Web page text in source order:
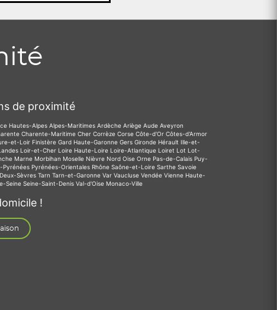
de proximité
Hautes-Alpes Alpes-Maritimes Ardèche Ariège Aude Aveyron
Charente-Maritime Cher Corrèze Corse Côte-d'Or Côtes-d'Armor
et-Loir Finistère Gard Haute-Garonne Gers Gironde Hérault Ille-et-
Loir-et-Cher Loire Haute-Loire Loire-Atlantique Loiret Lot Lot-
Marne Morbihan Moselle Nièvre Nord Oise Orne Pas-de-Calais Puy-
Pyrénées Pyrénées-Orientales Rhône Saône-et-Loire Sarthe Savoie
Deux-Sèvres Tarn Tarn-et-Garonne Var Vaucluse Vendée Vienne Haute-
Seine Seine-Saint-Denis Val-d'Oise Monaco-Ville
!